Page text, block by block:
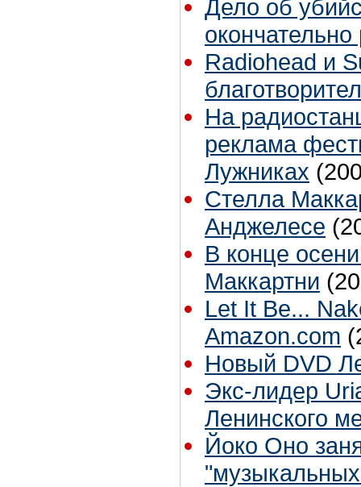
Дело об
Radiohead и
На
реклама
Лужниках
Стелла
Анджелесе
В конце
Маккартни
Let It Be...
Amazon.com
Новый DVD
Экс-лидер
Ленинского
Йоко Оно